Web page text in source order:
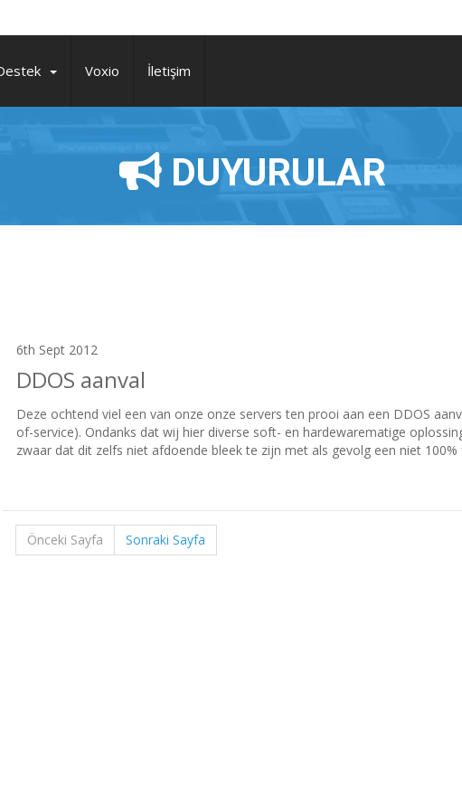
Voxio İletişim
DUYURULAR
6th Sept 2012
DDOS aanval
Deze ochtend viel een van onze onze servers ten prooi aan een DDOS
of-service). Ondanks dat wij hier diverse soft- en hardewarematige
zwaar dat dit zelfs niet afdoende bleek te zijn met als gevolg een niet 100%
Önceki Sayfa Sonraki Sayfa